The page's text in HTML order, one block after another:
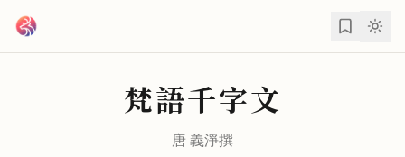
梵語千字文
唐義淨撰